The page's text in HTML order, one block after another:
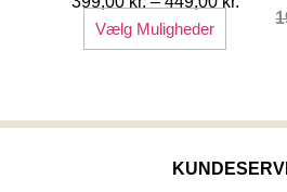
Vælg Muligheder